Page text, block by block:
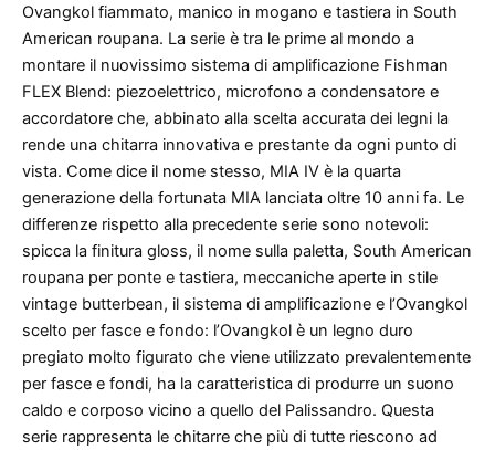
Ovangkol fiammato, manico in mogano e tastiera in South
American roupana. La serie è tra le prime al mondo a
montare il nuovissimo sistema di amplificazione Fishman
FLEX Blend: piezoelettrico, microfono a condensatore e
accordatore che, abbinato alla scelta accurata dei legni la
rende una chitarra innovativa e prestante da ogni punto di
vista. Come dice il nome stesso, MIA IV è la quarta
generazione della fortunata MIA lanciata oltre 10 anni fa. Le
differenze rispetto alla precedente serie sono notevoli:
spicca la finitura gloss, il nome sulla paletta, South American
roupana per ponte e tastiera, meccaniche aperte in stile
vintage butterbean, il sistema di amplificazione e l’Ovangkol
scelto per fasce e fondo: l’Ovangkol è un legno duro
pregiato molto figurato che viene utilizzato prevalentemente
per fasce e fondi, ha la caratteristica di produrre un suono
caldo e corposo vicino a quello del Palissandro. Questa
serie rappresenta le chitarre che più di tutte riescono ad